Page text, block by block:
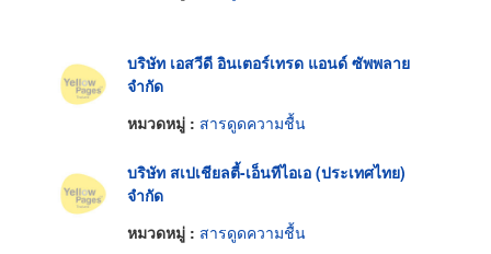
บริษัท เอสวีดี อินเตอร์เทรด แอนด์ ซัพพลาย
จำกัด
หมวดหมู่ : สารดูดความชื้น
บริษัท สเปเชียลตี้-เอ็นทีไอเอ (ประเทศไทย)
จำกัด
หมวดหมู่ : สารดูดความชื้น